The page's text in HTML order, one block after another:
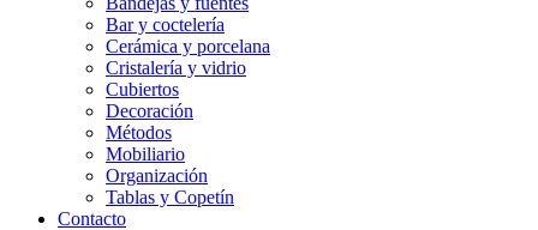
Bar y coctelería
Cerámica y porcelana
Cristalería y vidrio
Cubiertos
Decoración
Métodos
Mobiliario
Organización
Tablas y Copetín
Contacto